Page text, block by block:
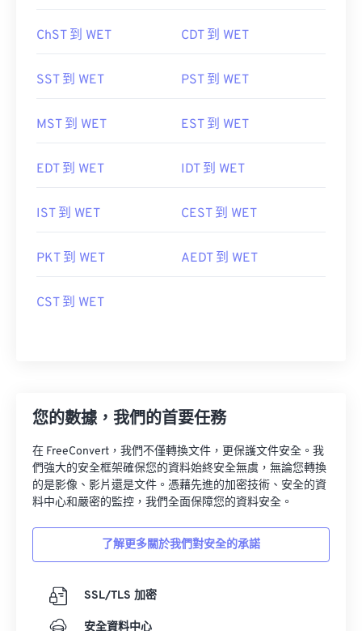
ChST 到 WET CDT 到 WET
SST 到 WET PST 到 WET
MST 到 WET EST 到 WET
EDT 到 WET IDT 到 WET
IST 到 WET CEST 到 WET
PKT 到 WET AEDT 到 WET
CST 到 WET
您的數據，我們的首要任務
在 FreeConvert，我們不僅轉換文件，更保護文件安全。我
們強大的安全框架確保您的資料始終安全無虞，無論您轉換
的是影像、影片還是文件。憑藉先進的加密技術、安全的資
料中心和嚴密的監控，我們全面保障您的資料安全。
了解更多關於我們對安全的承諾
SSL/TLS 加密
安全資料中心